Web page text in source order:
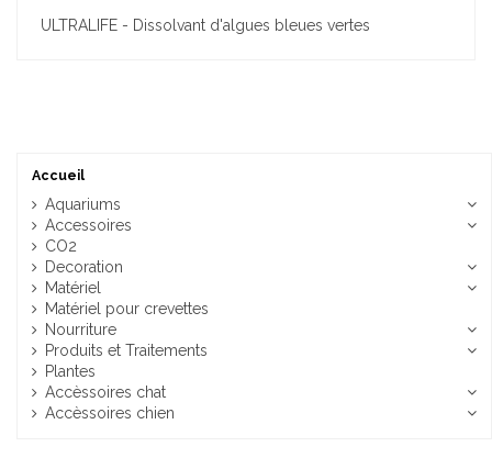
ULTRALIFE - Dissolvant d'algues bleues vertes
Accueil
Aquariums
Accessoires
CO2
Decoration
Matériel
Matériel pour crevettes
Nourriture
Produits et Traitements
Plantes
Accèssoires chat
Accèssoires chien